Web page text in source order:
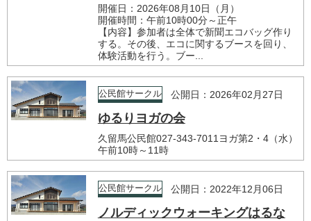
開催日：2026年08月10日（月）
開催時間：午前10時00分～正午
【内容】参加者は全体で新聞エコバッグ作り
する。その後、エコに関するブースを回り、
体験活動を行う。ブー...
公民館サークル 公開日：2026年02月27日
ゆるりヨガの会
久留馬公民館027-343-7011ヨガ第2・4（水）
午前10時～11時
公民館サークル 公開日：2022年12月06日
ノルディックウォーキングはるな